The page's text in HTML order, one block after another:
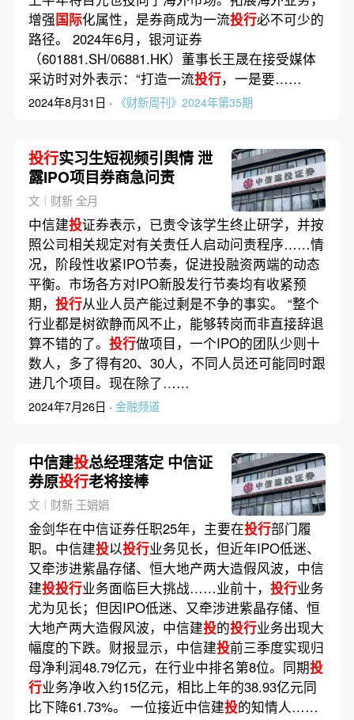
增强国际化属性，是券商成为一流投行必不可少的
路径。 2024年6月，银河证券
（601881.SH/06881.HK）董事长王晟在接受媒体
采访时对外表示：“打造一流投行，一是要……
2024年8月31日 · 《财新周刊》2024年第35期
投行实习生短视频引舆情 泄
露IPO项目券商急问责
文｜财新 全月
中信建投证券表示，已责令该学生终止研学，并按
照公司相关规定对有关责任人启动问责程序……情
况，阶段性收紧IPO节奏，促进投融资两端的动态
平衡。市场各方对IPO新股发行节奏均有收紧预
期， 投行从业人员产能过剩是不争的事实。 “整个
行业都是树欲静而风不止，能够转岗而非直接辞退
算不错的了。 投行做项目，一个IPO的团队少则十
数人，多了得有20、30人，不同人员还可能同时跟
进几个项目。现在除了……
2024年7月26日 · 金融频道
中信建投总经理落定 中信证
券原投行老将接棒
文｜财新 王娟娟
金剑华在中信证券任职25年，主要在投行部门履
职。中信建投以投行业务见长，但近年IPO低迷、
又牵涉进紫晶存储、恒大地产两大造假风波，中信
建投投行业务面临巨大挑战……业前十， 投行业务
尤为见长；但因IPO低迷、又牵涉进紫晶存储、恒
大地产两大造假风波，中信建投的投行业务出现大
幅度的下跌。财报显示，中信建投前三季度实现归
母净利润48.79亿元，在行业中排名第8位。同期投
行业务净收入约15亿元，相比上年的38.93亿元同
比下降61.73%。 一位接近中信建投的知情人……